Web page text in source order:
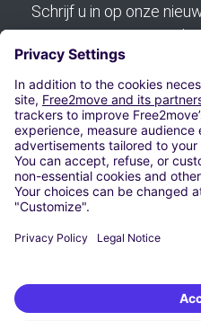
Schrijf u in op onze
onze goede